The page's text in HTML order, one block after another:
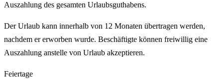
Auszahlung des gesamten Urlaubsguthabens.
Der Urlaub kann innerhalb von 12 Monaten übertragen werden,
nachdem er erworben wurde. Beschäftigte können freiwillig eine
Auszahlung anstelle von Urlaub akzeptieren.
Feiertage